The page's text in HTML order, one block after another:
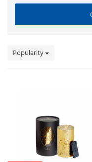
Popularity